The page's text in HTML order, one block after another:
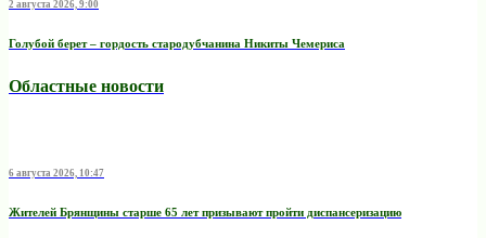
2 августа 2026, 9:00
Голубой берет – гордость стародубчанина Никиты Чемериса
Областные новости
6 августа 2026, 10:47
Жителей Брянщины старше 65 лет призывают пройти диспансеризацию